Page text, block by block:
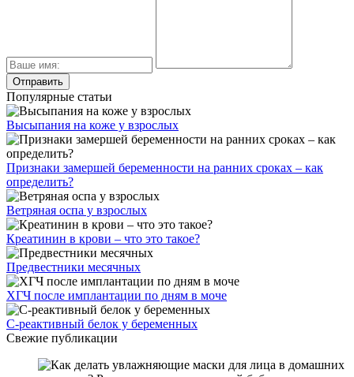
Популярные статьи
Высыпания на коже у взрослых
Признаки замершей беременности на ранних сроках – как
определить?
Ветряная оспа у взрослых
Креатинин в крови – что это такое?
Предвестники месячных
ХГЧ после имплантации по дням в моче
С-реактивный белок у беременных
Свежие публикации